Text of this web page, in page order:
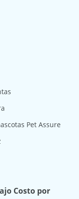
Pet Assure
Costo por